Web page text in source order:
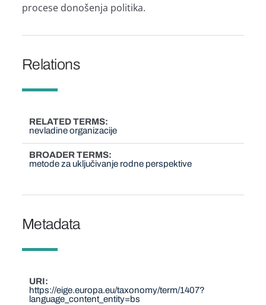
procese donošenja politika.
Relations
RELATED TERMS
nevladine organizacije
BROADER TERMS
metode za uključivanje rodne perspektive
Metadata
URI
https://eige.europa.eu/taxonomy/term/1407?
language_content_entity=bs